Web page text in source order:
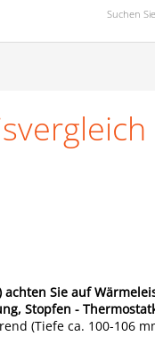
Suchen Sie
Sie auf
Stopfen -
(Tiefe ca. 100-106